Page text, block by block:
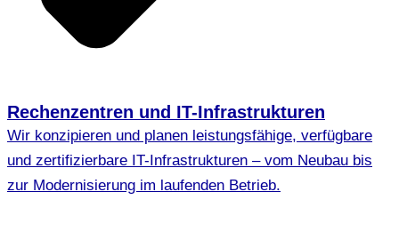
Rechenzentren und IT-Infrastrukturen
Wir konzipieren und planen leistungsfähige, verfügbare
und zertifizierbare IT-Infrastrukturen – vom Neubau bis
zur Modernisierung im laufenden Betrieb.